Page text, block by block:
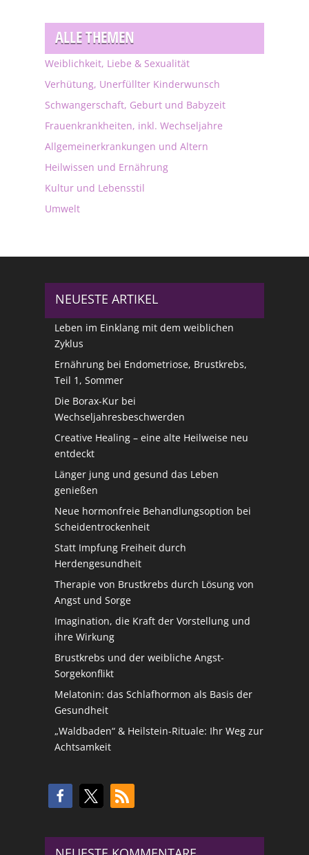
ALLE THEMEN
Weiblichkeit, Liebe & Sexualität
Verhütung, Unerfüllter Kinderwunsch
Schwangerschaft, Geburt und Babyzeit
Frauenkrankheiten, inkl. Wechseljahre
Allgemeinerkrankungen und Altern
Heilwissen und Ernährung
Kultur und Lebensstil
Umwelt
NEUESTE ARTIKEL
Leben im Einklang mit dem weiblichen
Zyklus
Ernährung bei Endometriose, Brustkrebs,
Teil 1, Sommer
Die Borax-Kur bei
Wechseljahresbeschwerden
Creative Healing – eine alte Heilweise neu
entdeckt
Länger jung und gesund das Leben
genießen
Neue hormonfreie Behandlungsoption bei
Scheidentrockenheit
Statt Impfung Freiheit durch
Herdengesundheit
Therapie von Brustkrebs durch Lösung von
Angst und Sorge
Imagination, die Kraft der Vorstellung und
ihre Wirkung
Brustkrebs und der weibliche Angst-
Sorgekonflikt
Melatonin: das Schlafhormon als Basis der
Gesundheit
„Waldbaden“ & Heilstein-Rituale: Ihr Weg zur
Achtsamkeit